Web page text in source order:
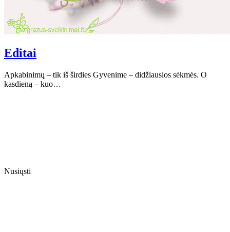
Editai
Apkabinimų – tik iš širdies Gyvenime – didžiausios sėkmės. O
kasdieną – kuo…
Nusiųsti